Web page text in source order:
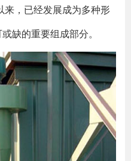
来，已经发展成为多种形
缺的重要组成部分。